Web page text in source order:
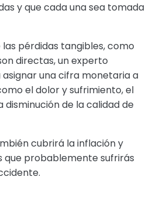
y que cada una sea tomada
pérdidas tangibles, como
directas, un experto
una cifra monetaria a
el dolor y sufrimiento, el
de la calidad de
cubrirá la inflación y
que probablemente sufrirás